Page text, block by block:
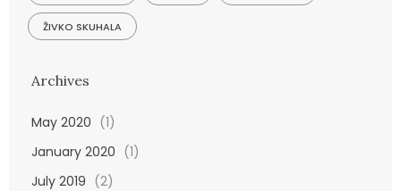
ŽIVKO SKUHALA
Archives
May 2020 (1)
January 2020 (1)
July 2019 (2)